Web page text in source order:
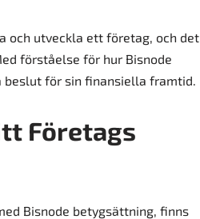
och utveckla ett företag, och det
förståelse för hur Bisnode
för sin finansiella framtid.
Företags
Bisnode betygsättning, finns